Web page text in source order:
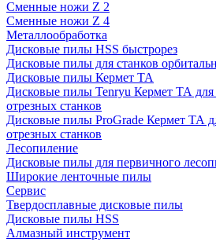
Сменные ножи Z 2
Сменные ножи Z 4
Металлообработка
Дисковые пилы HSS быстрорез
Дисковые пилы для станков
Дисковые пилы Кермет ТА
Дисковые пилы Tenryu Кермет ТА
отрезных станков
Дисковые пилы ProGrade Кермет ТА
отрезных станков
Лесопиление
Дисковые пилы для первичного
Широкие ленточные пилы
Сервис
Твердосплавные дисковые пилы
Дисковые пилы HSS
Алмазный инструмент